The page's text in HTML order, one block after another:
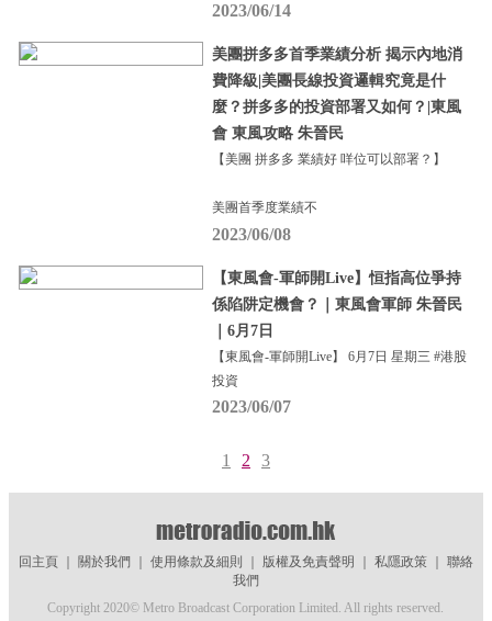
2023/06/14
美團拼多多首季業績分析 揭示內地消
費降級|美團長線投資邏輯究竟是什
麼？拼多多的投資部署又如何？|東風
會 東風攻略 朱晉民
【美團 拼多多 業績好 咩位可以部署？】
美團首季度業績不
2023/06/08
【東風會-軍師開Live】恒指高位爭持
係陷阱定機會？｜東風會軍師 朱晉民
｜6月7日
【東風會-軍師開Live】 6月7日 星期三 #港股
投資
2023/06/07
1 2 3
回主頁｜ 關於我們 使用條款及細則 版權及免責聲明 私隱政策｜ 聯絡
我們
Copyright 2020© Metro Broadcast Corporation Limited. All rights reserved.